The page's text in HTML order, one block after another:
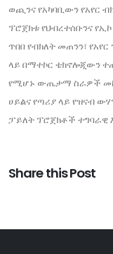
ወጪንና የአካባቢውን የአየር
ፕሮጀክቱ የህብረተሰቡንና
ጥበበ የብክለት መጠንን፣
ላይ በማተኮር ቴክኖሎጂውን
የሚሆኑ ውጤታማ ስራዎች
ሀይልና የጣሪያ ላይ የዝናብ
ፓይለት ፕሮጀክቶች ተግባራዊ
Share this Post